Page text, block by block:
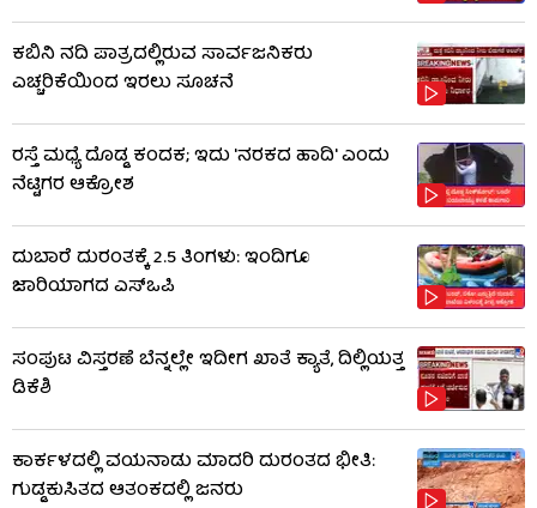
ಕಬಿನಿ ನದಿ ಪಾತ್ರದಲ್ಲಿರುವ ಸಾರ್ವಜನಿಕರು
ಎಚ್ಚರಿಕೆಯಿಂದ ಇರಲು ಸೂಚನೆ
ರಸ್ತೆ ಮಧ್ಯೆ ದೊಡ್ಡ ಕಂದಕ; ಇದು 'ನರಕದ ಹಾದಿ' ಎಂದು
ನೆಟ್ಟಿಗರ ಆಕ್ರೋಶ
ದುಬಾರೆ ದುರಂತಕ್ಕೆ 2.5 ತಿಂಗಳು: ಇಂದಿಗೂ
ಜಾರಿಯಾಗದ ಎಸ್‌ಒಪಿ
ಸಂಪುಟ ವಿಸ್ತರಣೆ ಬೆನ್ನಲ್ಲೇ ಇದೀಗ ಖಾತೆ ಕ್ಯಾತೆ, ದಿಲ್ಲಿಯತ್ತ
ಡಿಕೆಶಿ
ಕಾರ್ಕಳದಲ್ಲಿ ವಯನಾಡು ಮಾದರಿ ದುರಂತದ ಭೀತಿ:
ಗುಡ್ಡಕುಸಿತದ ಆತಂಕದಲ್ಲಿ ಜನರು